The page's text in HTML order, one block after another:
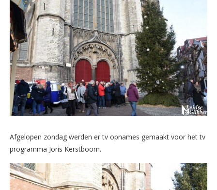
Afgelopen zondag werden er tv opnames gemaakt voor het tv
programma Joris Kerstboom.